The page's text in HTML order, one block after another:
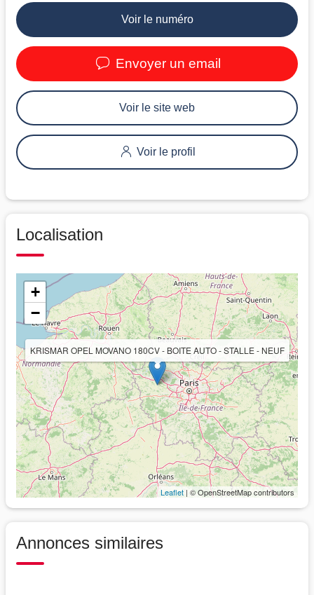
Voir le numéro
Envoyer un email
Voir le site web
Voir le profil
Localisation
KRISMAR OPEL MOVANO 180CV - BOITE AUTO - STALLE - NEUF
+
−
Leaflet | © OpenStreetMap contributors
Annonces similaires